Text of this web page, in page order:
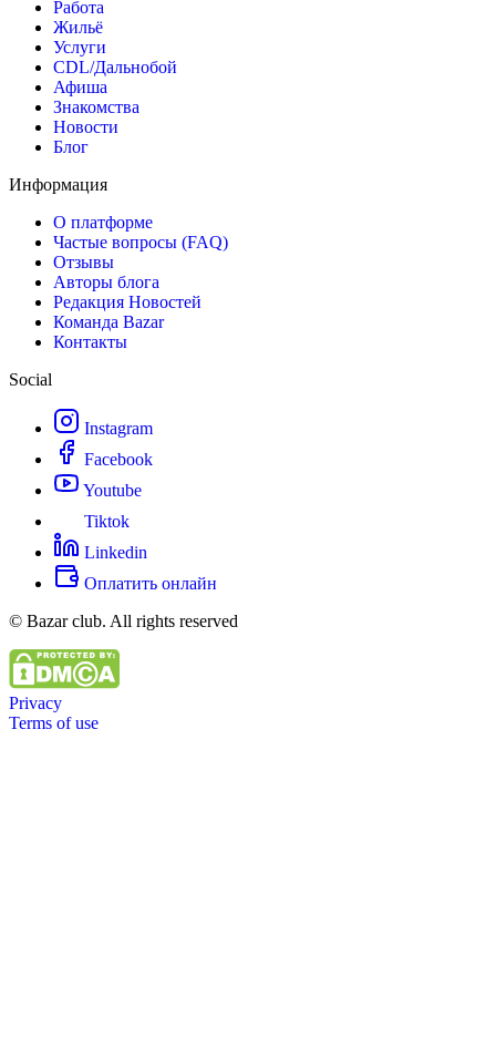
Работа
Жильё
Услуги
CDL/Дальнобой
Афиша
Знакомства
Новости
Блог
Информация
О платформе
Частые вопросы (FAQ)
Отзывы
Авторы блога
Редакция Новостей
Команда Bazar
Контакты
Social
Instagram
Facebook
Youtube
Tiktok
Linkedin
Оплатить онлайн
© Bazar club. All rights reserved
Privacy
Terms of use